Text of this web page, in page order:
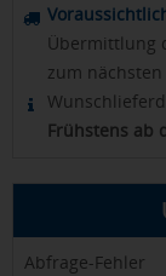
Übermittlung
zum
Frühstens ab
Abfrage-Fehler